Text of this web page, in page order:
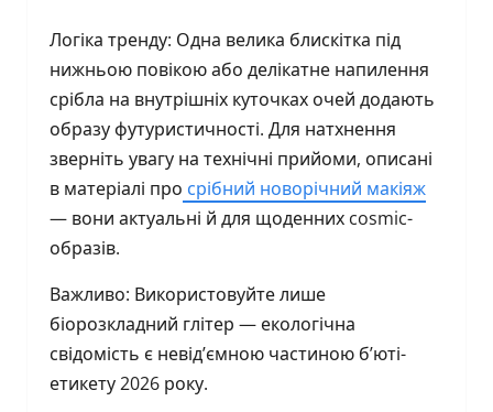
Логіка тренду: Одна велика блискітка під
нижньою повікою або делікатне напилення
срібла на внутрішніх куточках очей додають
образу футуристичності. Для натхнення
зверніть увагу на технічні прийоми, описані
в матеріалі про срібний новорічний макіяж
— вони актуальні й для щоденних cosmic-
образів.
Важливо: Використовуйте лише
біорозкладний глітер — екологічна
свідомість є невід’ємною частиною б’юті-
етикету 2026 року.